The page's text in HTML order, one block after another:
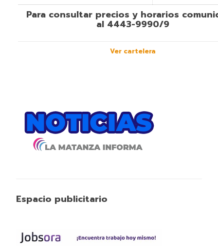
Para consultar precios y horarios
al 4443-9990/9
Ver cartelera
Espacio publicitario